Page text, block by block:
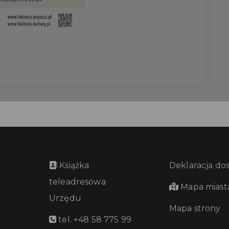
Książka
teleadresowa
Urzędu
tel. +48 58 775 99
Deklaracja
Mapa
Mapa strony